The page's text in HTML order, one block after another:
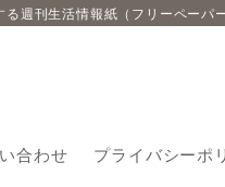
週刊生活情報紙（フリーペーパー
合わせ プライバシーポ